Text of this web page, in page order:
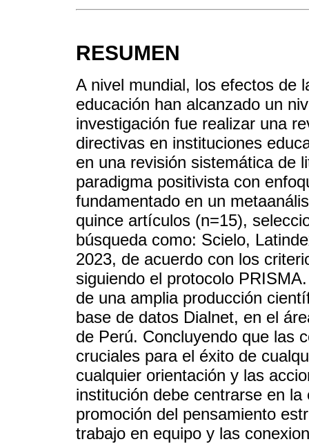
RESUMEN
A nivel mundial, los efectos de
educación han alcanzado un
investigación fue realizar una
directivas en instituciones
en una revisión sistemática de
paradigma positivista con
fundamentado en un
quince artículos (n=15),
búsqueda como: Scielo,
2023, de acuerdo con los
siguiendo el protocolo
de una amplia producción
base de datos Dialnet, en el
de Perú. Concluyendo que las
cruciales para el éxito de
cualquier orientación y las
institución debe centrarse en
promoción del pensamiento
trabajo en equipo y las